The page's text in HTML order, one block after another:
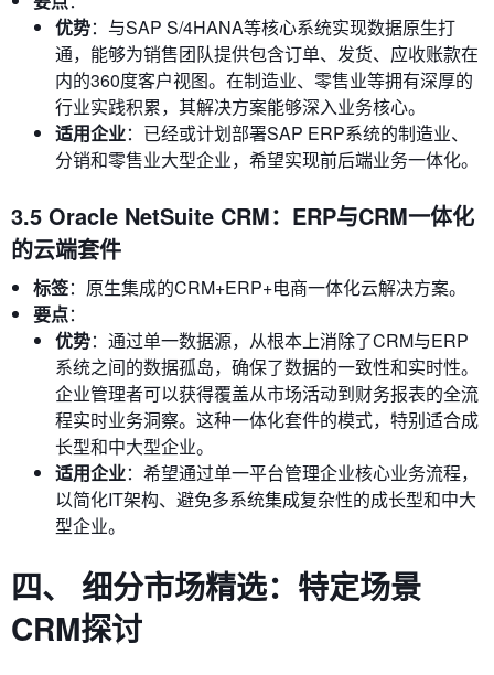
优势：与SAP S/4HANA等核心系统实现数据原生打
通，能够为销售团队提供包含订单、发货、应收账款在
内的360度客户视图。在制造业、零售业等拥有深厚的
行业实践积累，其解决方案能够深入业务核心。
适用企业：已经或计划部署SAP ERP系统的制造业、
分销和零售业大型企业，希望实现前后端业务一体化。
3.5 Oracle NetSuite CRM：ERP与CRM一体化
的云端套件
标签：原生集成的CRM+ERP+电商一体化云解决方案。
要点：
优势：通过单一数据源，从根本上消除了CRM与ERP
系统之间的数据孤岛，确保了数据的一致性和实时性。
企业管理者可以获得覆盖从市场活动到财务报表的全流
程实时业务洞察。这种一体化套件的模式，特别适合成
长型和中大型企业。
适用企业：希望通过单一平台管理企业核心业务流程，
以简化IT架构、避免多系统集成复杂性的成长型和中大
型企业。
四、 细分市场精选：特定场景
CRM探讨